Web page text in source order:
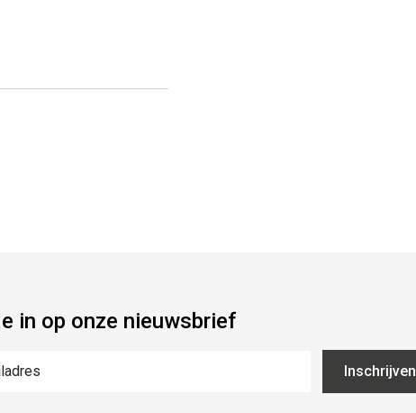
in op onze nieuwsbrief
Inschrijven